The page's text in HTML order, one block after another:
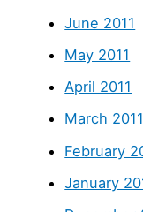
June 2011
May 2011
April 2011
March 2011
February
January